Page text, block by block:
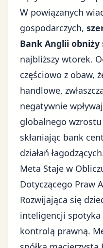
W powiązanych
gospodarczych,
Bank Anglii
najbliższy wtorek.
częściowo z obaw,
handlowe,
negatywnie
globalnego
skłaniając bank
działań
Meta Staje w
Dotyczącego Praw
Rozwijająca się
inteligencji spotyka
kontrolą prawną.